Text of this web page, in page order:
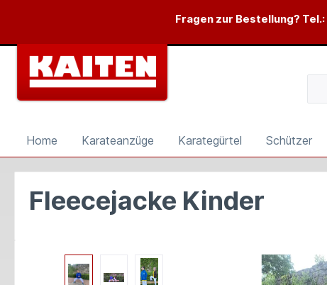
Zur Hauptnavigation springenFragen zur Bestellung? Tel.:
Home Karateanzüge Karategürtel Schützer
Fleecejacke Kinder
Bildergalerie überspringen